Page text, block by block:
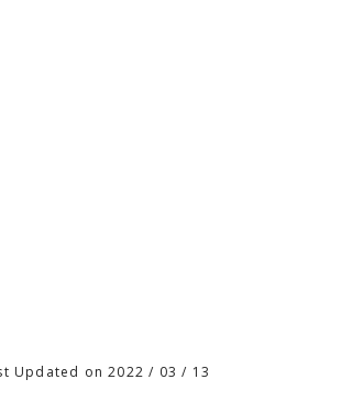
Updated on 2022 / 03 / 13